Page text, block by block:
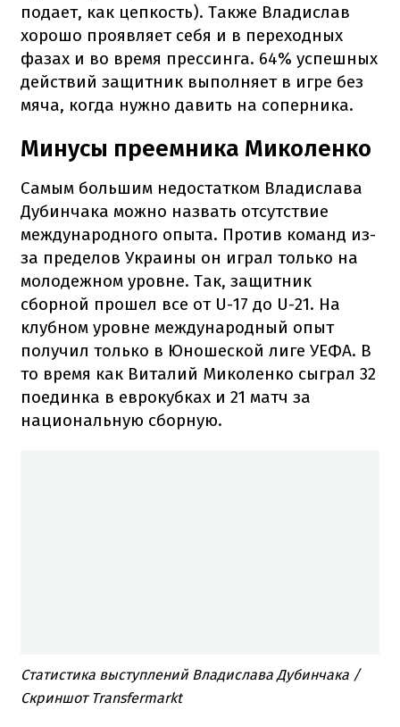
подает, как цепкость). Также Владислав
хорошо проявляет себя и в переходных
фазах и во время прессинга. 64% успешных
действий защитник выполняет в игре без
мяча, когда нужно давить на соперника.
Минусы преемника Миколенко
Самым большим недостатком Владислава
Дубинчака можно назвать отсутствие
международного опыта. Против команд из-
за пределов Украины он играл только на
молодежном уровне. Так, защитник
сборной прошел все от U-17 до U-21. На
клубном уровне международный опыт
получил только в Юношеской лиге УЕФА. В
то время как Виталий Миколенко сыграл 32
поединка в еврокубках и 21 матч за
национальную сборную.
Статистика выступлений Владислава Дубинчака /
Скриншот Transfermarkt